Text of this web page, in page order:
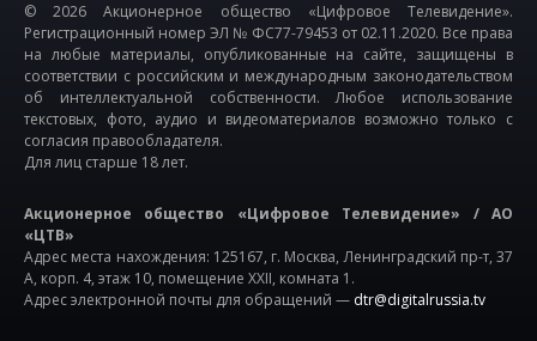
© 2026 Акционерное общество «Цифровое Телевидение».
Регистрационный номер ЭЛ № ФС77-79453 от 02.11.2020. Все права
на любые материалы, опубликованные на сайте, защищены в
соответствии с российским и международным законодательством
об интеллектуальной собственности. Любое использование
текстовых, фото, аудио и видеоматериалов возможно только с
согласия правообладателя.
Для лиц старше 18 лет.
Акционерное общество «Цифровое Телевидение» / АО
«ЦТВ»
Адрес места нахождения: 125167, г. Москва, Ленинградский пр-т, 37
А, корп. 4, этаж 10, помещение XXII, комната 1.
Адрес электронной почты для обращений — dtr@digitalrussia.tv